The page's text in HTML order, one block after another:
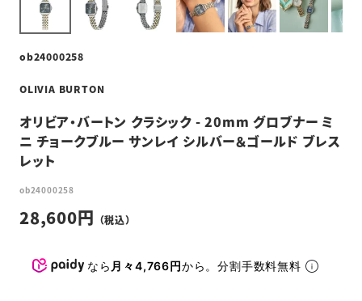
ob24000258
OLIVIA BURTON
オリビア・バートン クラシック - 20mm グロブナー ミ
ニ チョークブルー サンレイ シルバー＆ゴールド ブレス
レット
ob24000258
28,600
なら 月々4,766円から。分割手数料無料